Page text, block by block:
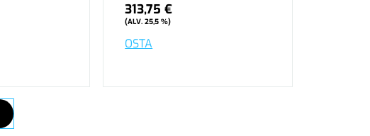
313,75 €
(ALV. 25,5 %)
OSTA